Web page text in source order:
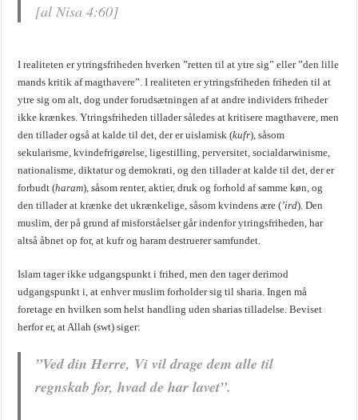
[al Nisa 4:60]
I realiteten er ytringsfriheden hverken ”retten til at ytre sig” eller ”den lille
mands kritik af magthavere”. I realiteten er ytringsfriheden friheden til at
ytre sig om alt, dog under forudsætningen af at andre individers friheder
ikke krænkes. Ytringsfriheden tillader således at kritisere magthavere, men
den tillader også at kalde til det, der er uislamisk (kufr), såsom
sekularisme, kvindefrigørelse, ligestilling, perversitet, socialdarwinisme,
nationalisme, diktatur og demokrati, og den tillader at kalde til det, der er
forbudt (haram), såsom renter, aktier, druk og forhold af samme køn, og
den tillader at krænke det ukrænkelige, såsom kvindens ære (’ird). Den
muslim, der på grund af misforståelser går indenfor ytringsfriheden, har
altså åbnet op for, at kufr og haram destruerer samfundet.
Islam tager ikke udgangspunkt i frihed, men den tager derimod
udgangspunkt i, at enhver muslim forholder sig til sharia. Ingen må
foretage en hvilken som helst handling uden sharias tilladelse. Beviset
herfor er, at Allah (swt) siger:
”Ved din Herre, Vi vil drage dem alle til
regnskab for, hvad de har lavet”.